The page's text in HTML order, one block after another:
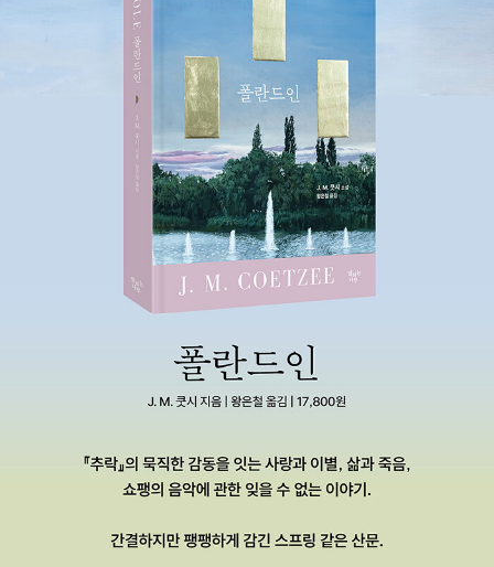
aul Auster) Inner Workings: Literary Essays 2000~2005
The Nobel Lecture in Literature, 2003 Stranger Shores:
Literary Essays 1986~1999 Giving Offense: Essays on C
ensorship Doubling the Point: Essays and Interviews Whi
te Writing: On the Culture of Letters in South Africa